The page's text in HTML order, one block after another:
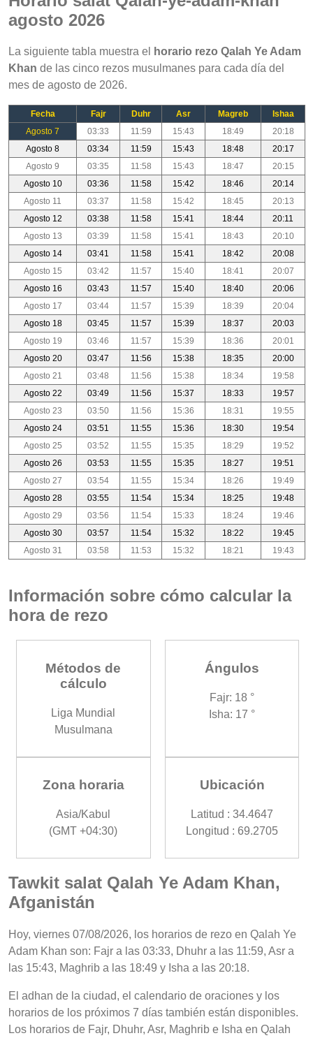
agosto 2026
La siguiente tabla muestra el
horario rezo Qalah Ye Adam
Khan de las cinco rezos musulmanes para cada día del
mes de agosto de 2026.
Fecha Fajr Duhr Asr Magreb
Ishaa
Agosto 7
03:33 11:59 15:43 18:49
20:18
Agosto 8
03:34 11:59 15:43 18:48
20:17
Agosto 9
03:35 11:58 15:43 18:47
20:15
Agosto 10
03:36 11:58 15:42 18:46
20:14
Agosto 11
03:37 11:58 15:42 18:45
20:13
Agosto 12
03:38 11:58 15:41 18:44
20:11
Agosto 13
03:39 11:58 15:41 18:43
20:10
Agosto 14
03:41 11:58 15:41 18:42
20:08
Agosto 15
03:42 11:57 15:40 18:41
20:07
Agosto 16
03:43 11:57 15:40 18:40
20:06
Agosto 17
03:44 11:57 15:39 18:39
20:04
Agosto 18
03:45 11:57 15:39 18:37
20:03
Agosto 19
03:46 11:57 15:39 18:36
20:01
Agosto 20
03:47 11:56 15:38 18:35
20:00
Agosto 21
03:48 11:56 15:38 18:34
19:58
Agosto 22
03:49 11:56 15:37 18:33
19:57
Agosto 23
03:50 11:56 15:36 18:31
19:55
Agosto 24
03:51 11:55 15:36 18:30
19:54
Agosto 25
03:52 11:55 15:35 18:29
19:52
Agosto 26
03:53 11:55 15:35 18:27
19:51
Agosto 27
03:54 11:55 15:34 18:26
19:49
Agosto 28
03:55 11:54 15:34 18:25
19:48
Agosto 29
03:56 11:54 15:33 18:24
19:46
Agosto 30
03:57 11:54 15:32 18:22
19:45
Agosto 31
03:58 11:53 15:32 18:21 19:43
Información sobre cómo calcular la
hora de rezo
Métodos de
cálculo
Liga Mundial
Musulmana
Ángulos
Fajr: 18 °
Isha: 17 °
Zona horaria
Asia/Kabul
(GMT +04:30)
Ubicación
Latitud : 34.4647
Longitud : 69.2705
Tawkit salat Qalah Ye Adam Khan,
Afganistán
Hoy, viernes 07/08/2026, los horarios de rezo en Qalah Ye
Adam Khan son: Fajr a las 03:33, Dhuhr a las 11:59, Asr a
las 15:43, Maghrib a las 18:49 y Isha a las 20:18.
El adhan de la ciudad, el calendario de oraciones y los
horarios de los próximos 7 días también están disponibles.
Los horarios de Fajr, Dhuhr, Asr, Maghrib e Isha en Qalah